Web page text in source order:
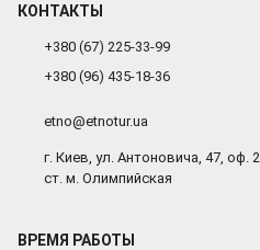
КОНТАКТЫ
+380 (67) 225-33-99
+380 (96) 435-18-36
etno@etnotur.ua
г. Киев, ул. Антоновича, 47, оф.
ст. м. Олимпийская
ВРЕМЯ РАБОТЫ